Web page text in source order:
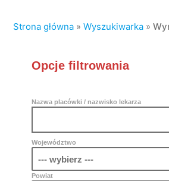
Strona główna »Wyszukiwarka »
Opcje filtrowania
Nazwa placówki / nazwisko lekarza
Województwo
Powiat